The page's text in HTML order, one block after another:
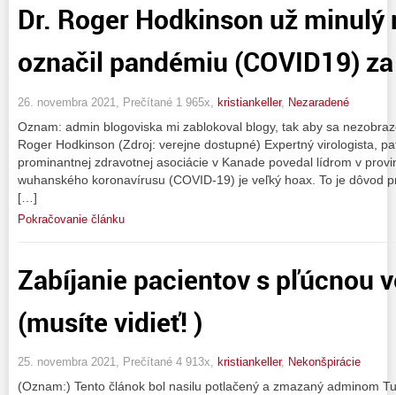
Dr. Roger Hodkinson už
označil pandémiu (COVID19)
26. novembra 2021, Prečítané 1 965x, kristiankeller, Nezaradené
Oznam: admin blogoviska mi zablokoval blogy, tak aby sa
Roger Hodkinson (Zdroj: verejne dostupné) Expertný virologista,
prominantnej zdravotnej asociácie v Kanade povedal lídrom v
wuhanského koronavírusu (COVID-19) je veľký hoax. To je dôvod
[…]
Pokračovanie článku
Zabíjanie pacientov s pľúcnou
(musíte vidieť! )
25. novembra 2021, Prečítané 4 913x, kristiankeller, Nekonšpirácie
(Oznam:) Tento článok bol nasilu potlačený a zmazaný adminom